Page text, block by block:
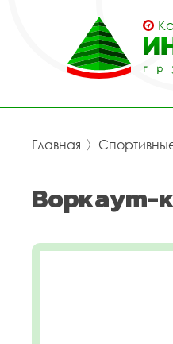
Главная 〉
Воркаут-